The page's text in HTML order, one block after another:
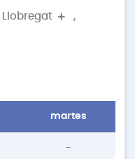
Llobregat
,
martes
-